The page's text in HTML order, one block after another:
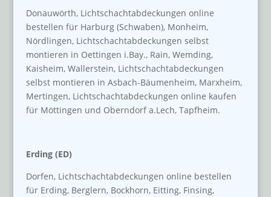
Donauwörth, Lichtschachtabdeckungen online
bestellen für Harburg (Schwaben), Monheim,
Nördlingen, Lichtschachtabdeckungen selbst
montieren in Oettingen i.Bay., Rain, Wemding,
Kaisheim, Wallerstein, Lichtschachtabdeckungen
selbst montieren in Asbach-Bäumenheim, Marxheim,
Mertingen, Lichtschachtabdeckungen online kaufen
für Möttingen und Oberndorf a.Lech, Tapfheim.
Erding (ED)
Dorfen, Lichtschachtabdeckungen online bestellen
für Erding, Berglern, Bockhorn, Eitting, Finsing,